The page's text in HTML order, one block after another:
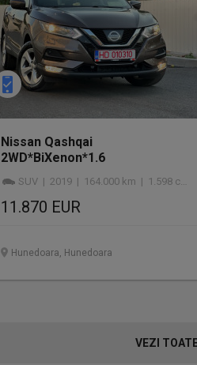
Nissan Qashqai
2WD*BiXenon*1.6
SUV | 2019 | 164.000 km | 1.598 cmc | diesel
11.870 EUR
Hunedoara, Hunedoara
VEZI